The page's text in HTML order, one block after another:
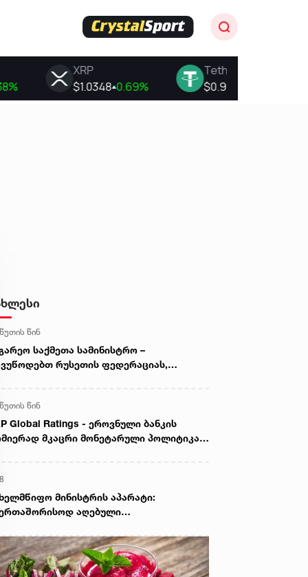
წინ
საქმეთა სამინისტრო –
რუსეთის ფედერაციას,
მიმართული ქმედებები
წინ
Global Ratings - ეროვნული ბანკის
მკაცრი მონეტარული პოლიტიკა
მინისტრის აპარატი:
აღებული
ფედერაცია ამ დრომდე
საქართველოს რეგიონების
ოკუპაციას